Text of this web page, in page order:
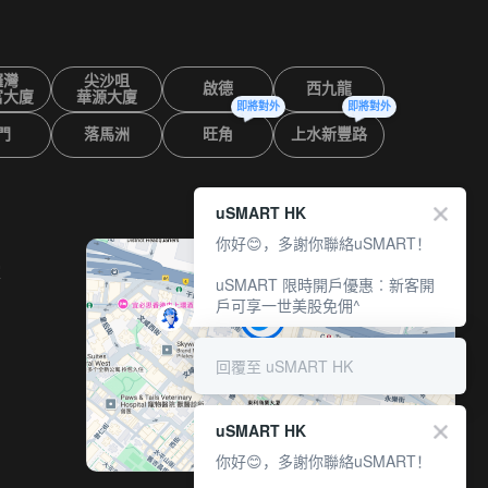
灣
大廈
尖沙咀
華源大廈
啟德 西九龍
落馬洲 旺角
即將對外
上水新豐路
即將對外
uSMART HK
你好😊，多謝你聯絡uSMART！
uSMART 限時開戶優惠︰新客開
戶可享一世美股免佣^
回覆至 uSMART HK
uSMART HK
你好😊，多謝你聯絡uSMART！